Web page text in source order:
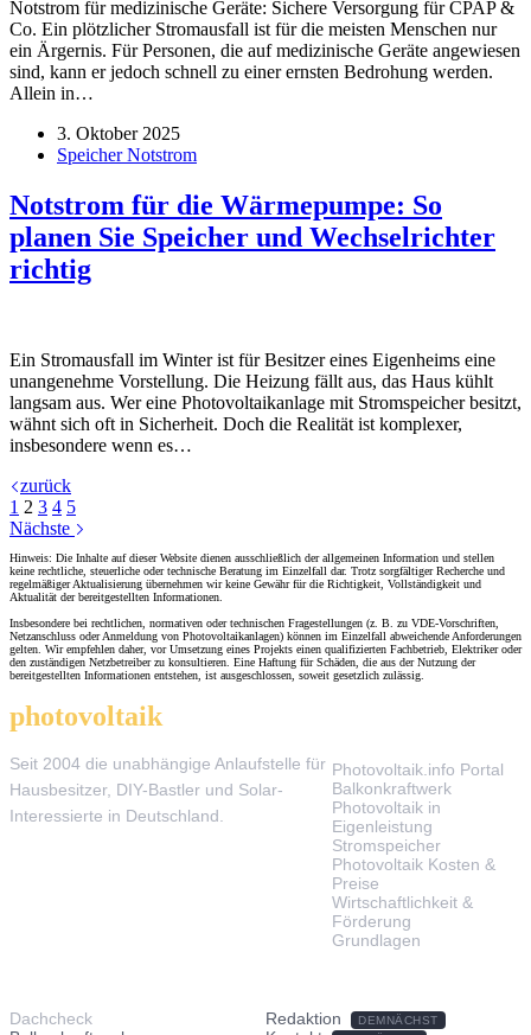
Notstrom für medizinische Geräte: Sichere Versorgung für CPAP &
Co. Ein plötzlicher Stromausfall ist für die meisten Menschen nur
ein Ärgernis. Für Personen, die auf medizinische Geräte angewiesen
sind, kann er jedoch schnell zu einer ernsten Bedrohung werden.
Allein in…
3. Oktober 2025
Speicher Notstrom
Notstrom für die Wärmepumpe: So
planen Sie Speicher und Wechselrichter
richtig
Ein Stromausfall im Winter ist für Besitzer eines Eigenheims eine
unangenehme Vorstellung. Die Heizung fällt aus, das Haus kühlt
langsam aus. Wer eine Photovoltaikanlage mit Stromspeicher besitzt,
wähnt sich oft in Sicherheit. Doch die Realität ist komplexer,
insbesondere wenn es…
zurück
1 2 3 4 5
Nächste
Hinweis: Die Inhalte auf dieser Website dienen ausschließlich der allgemeinen Information und stellen
keine rechtliche, steuerliche oder technische Beratung im Einzelfall dar. Trotz sorgfältiger Recherche und
regelmäßiger Aktualisierung übernehmen wir keine Gewähr für die Richtigkeit, Vollständigkeit und
Aktualität der bereitgestellten Informationen.
Insbesondere bei rechtlichen, normativen oder technischen Fragestellungen (z. B. zu VDE-Vorschriften,
Netzanschluss oder Anmeldung von Photovoltaikanlagen) können im Einzelfall abweichende Anforderungen
gelten. Wir empfehlen daher, vor Umsetzung eines Projekts einen qualifizierten Fachbetrieb, Elektriker oder
den zuständigen Netzbetreiber zu konsultieren. Eine Haftung für Schäden, die aus der Nutzung der
bereitgestellten Informationen entstehen, ist ausgeschlossen, soweit gesetzlich zulässig.
photovoltaik
Seit 2004 die unabhängige Anlaufstelle für
Hausbesitzer, DIY-Bastler und Solar-
Interessierte in Deutschland.
Photovoltaik.info Portal
Balkonkraftwerk
Photovoltaik in
Eigenleistung
Stromspeicher
Photovoltaik Kosten &
Preise
Wirtschaftlichkeit &
Förderung
Grundlagen
Dachcheck
Redaktion DEMNÄCHST